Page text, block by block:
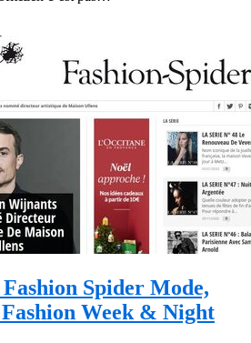
Spider Mode,
Week & Night